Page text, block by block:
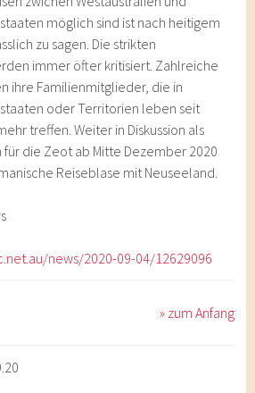
möglich sind ist nach heitigem
zu sagen. Die strikten
immer öfter kritisiert. Zahlreiche
ihre Familienmitglieder, die in
oder Territorien leben seit
treffen. Weiter in Diskussion als
die Zeot ab Mitte Dezember 2020
Reiseblase mit Neuseeland.
news/2020-09-04/12629096
» zum Anfang